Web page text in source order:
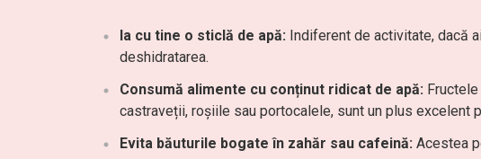
Ia cu tine o sticlă de apă: Indiferent de activitate, dacă
deshidratarea.
Consumă alimente cu conținut ridicat de apă:
castraveții, roșiile sau portocalele, sunt un plus excelent
Evita băuturile bogate în zahăr sau cafeină: Acestea